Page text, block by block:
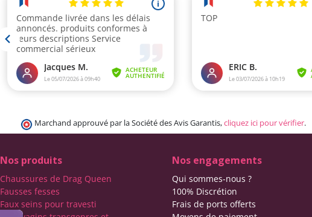
Marchand approuvé par la Société des Avis Garantis,cliquez ici pour vérifier.
Nos produits
Chaussures de Drag Queen
Fausses fesses
Faux seins pour travesti
Nos engagements
Qui sommes-nous ?
100% Discrétion
Frais de ports offerts